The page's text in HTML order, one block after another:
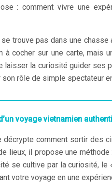
: comment vivre une
trouve pas dans une chasse
à cocher sur une carte, mais
laisser la curiosité guider ses
rôle de simple spectateur
voyage vietnamien
décrypte comment sortir des
lieux, il propose une
se cultive par la curiosité, le
votre voyage en une